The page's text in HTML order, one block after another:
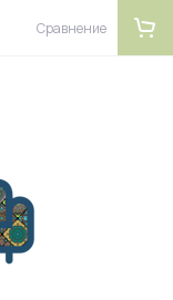
Сравнение